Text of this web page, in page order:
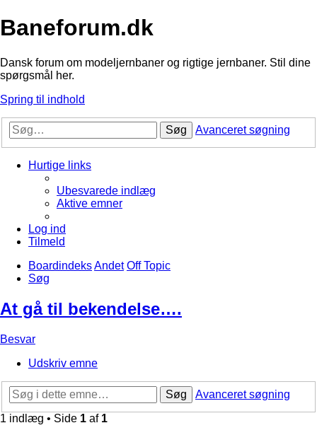
Baneforum.dk
Dansk forum om modeljernbaner og rigtige jernbaner. Stil dine
spørgsmål her.
Spring til indhold
Søg Avanceret søgning
Hurtige links
Ubesvarede indlæg
Aktive emner
Log ind
Tilmeld
BoardindeksAndet Off Topic
Søg
At gå til bekendelse….
Besvar
Udskriv emne
Søg
Avanceret søgning
1 indlæg • Side 1 af 1